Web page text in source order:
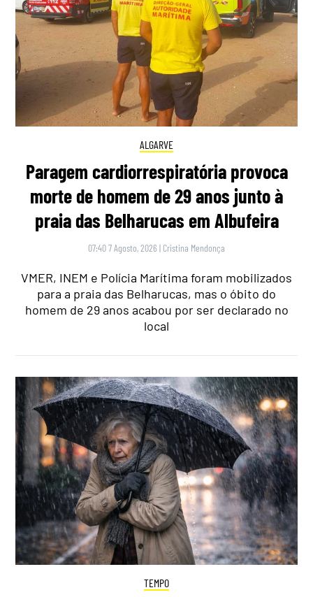
ALGARVE
Paragem cardiorrespiratória provoca
morte de homem de 29 anos junto à
praia das Belharucas em Albufeira
07:40 7 Agosto, 2026 | Cristina Mendonça
VMER, INEM e Polícia Marítima foram mobilizados
para a praia das Belharucas, mas o óbito do
homem de 29 anos acabou por ser declarado no
local
TEMPO